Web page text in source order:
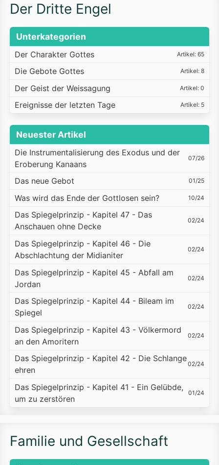
Der Dritte Engel
Unterkategorien
Der Charakter Gottes Artikel: 65
Die Gebote Gottes Artikel: 8
Der Geist der Weissagung Artikel: 0
Ereignisse der letzten Tage Artikel: 5
Neuester Artikel
Die Instrumentalisierung des Exodus und der
Eroberung Kanaans
07/26
Das neue Gebot 01/25
Was wird das Ende der Gottlosen sein? 10/24
Das Spiegelprinzip - Kapitel 47 - Das
Anschauen ohne Decke
02/24
Das Spiegelprinzip - Kapitel 46 - Die
Abschlachtung der Midianiter
02/24
Das Spiegelprinzip - Kapitel 45 - Abfall am
Jordan
02/24
Das Spiegelprinzip - Kapitel 44 - Bileam im
Spiegel
02/24
Das Spiegelprinzip - Kapitel 43 - Völkermord
an den Amoritern
02/24
Das Spiegelprinzip - Kapitel 42 - Die Schlange
ehren
02/24
Das Spiegelprinzip - Kapitel 41 - Ein Gelübde,
um zu zerstören
01/24
Familie und Gesellschaft